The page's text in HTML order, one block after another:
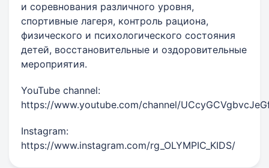
и соревнования различного уровня,
спортивные лагеря, контроль рациона,
физического и психологического состояния
детей, восстановительные и оздоровительные
мероприятия.
YouTube channel:
https://www.youtube.com/channel/
Instagram:
https://www.instagram.com/rg_OLYMPIC_KIDS/